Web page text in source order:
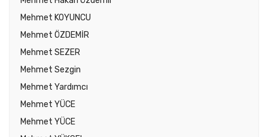
Mehmet KOYUNCU
Mehmet ÖZDEMİR
Mehmet SEZER
Mehmet Sezgin
Mehmet Yardımcı
Mehmet YÜCE
Mehmet YÜCE